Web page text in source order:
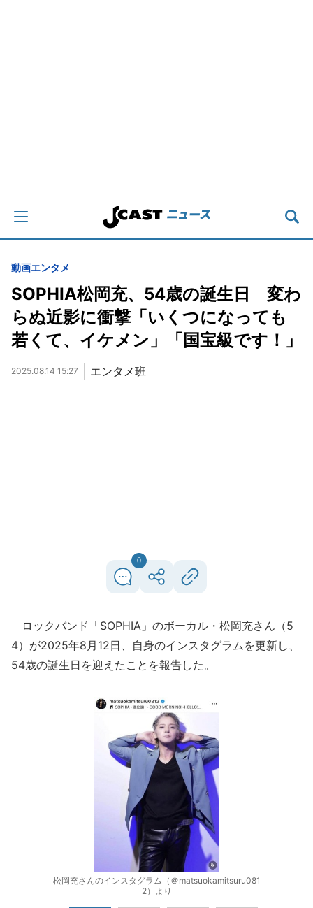
動画エンタメ
SOPHIA松岡充、54歳の誕生日 変わ
らぬ近影に衝撃「いくつになっても
若くて、イケメン」「国宝級です！」
2025.08.14 15:27 エンタメ班
0
ロックバンド「SOPHIA」のボーカル・松岡充さん（5
4）が2025年8月12日、自身のインスタグラムを更新し、
54歳の誕生日を迎えたことを報告した。
松岡充さんのインスタグラム（＠matsuokamitsuru081
2）より